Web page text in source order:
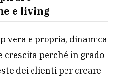
e living
vera e propria, dinamica
crescita perché in grado
dei clienti per creare